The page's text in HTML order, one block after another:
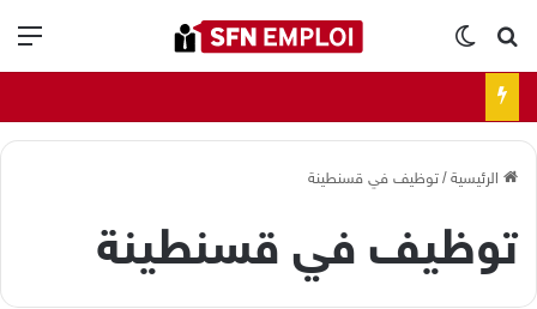
بحث عنالوضع المظلم
الرئيسية/توظيف في قسنطينة
توظيف في قسنطينة